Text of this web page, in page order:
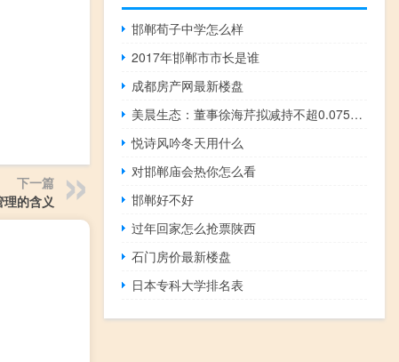
下一篇
的含义
邯郸荀子中学怎么样
2017年邯郸市市长是谁
成都房产网最新楼盘
美晨生态：董事徐海芹拟减持不超0.0759%公司股份
悦诗风吟冬天用什么
对邯郸庙会热你怎么看
邯郸好不好
过年回家怎么抢票陕西
石门房价最新楼盘
日本专科大学排名表